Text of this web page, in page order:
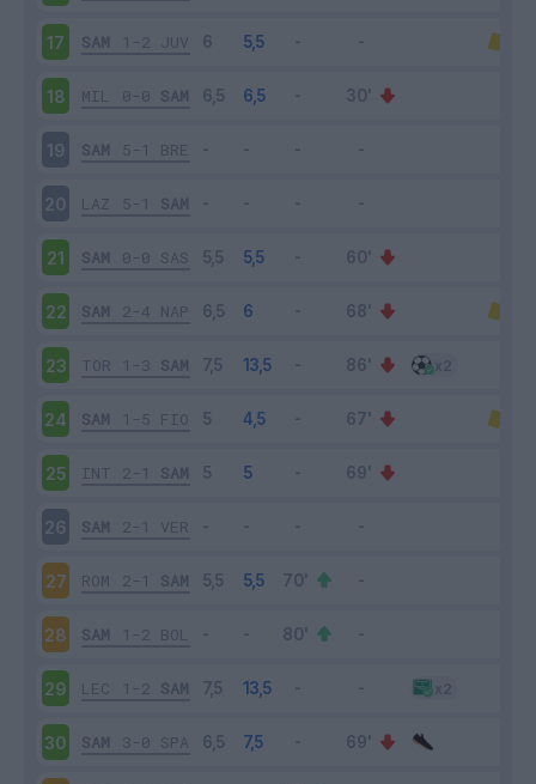
17 SAM 1-2 JUV
18 MIL 0-0 SAM
19 SAM 5-1 BRE
20 LAZ 5-1 SAM
21 SAM 0-0 SAS
22 SAM 2-4 NAP
23 TOR 1-3 SAM
24 SAM 1-5 FIO
25 INT 2-1 SAM
26 SAM 2-1 VER
27 ROM 2-1 SAM
28 SAM 1-2 BOL
29 LEC 1-2 SAM
30 SAM 3-0 SPA